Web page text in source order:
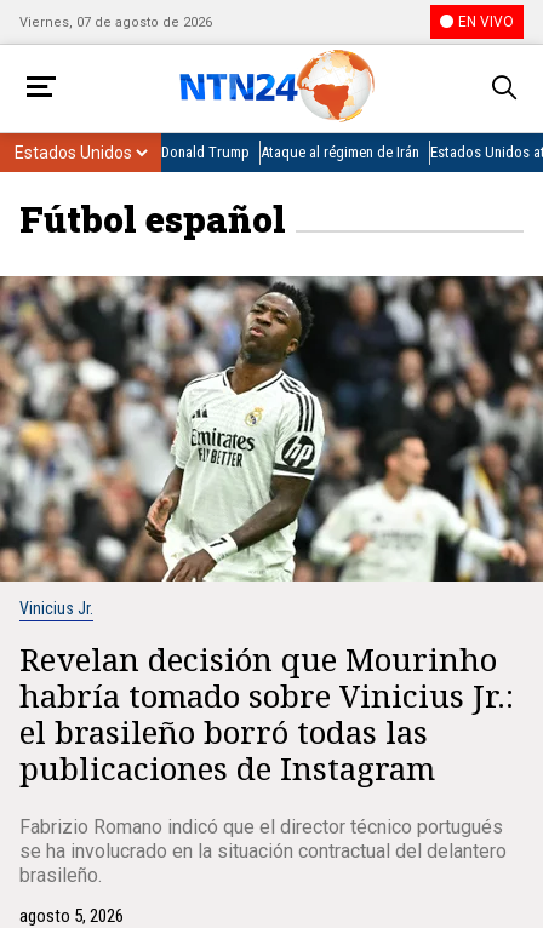
Viernes, 07 de agosto de 2026 EN VIVO
Donald Trump Ataque al régimen de Irán Estados Unidos
Fútbol español
Vinicius Jr.
Revelan decisión que Mourinho
habría tomado sobre Vinicius Jr.:
el brasileño borró todas las
publicaciones de Instagram
Fabrizio Romano indicó que el director técnico portugués
se ha involucrado en la situación contractual del delantero
brasileño.
agosto 5, 2026